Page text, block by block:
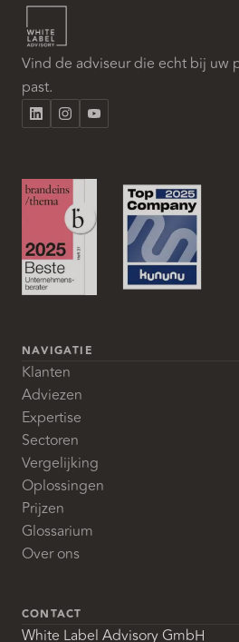
Vind de adviseur die echt bij uw
past.
NAVIGATIE
Klanten
Adviezen
Expertise
Sectoren
Vergelijking
Oplossingen
Prijzen
Glossarium
Over ons
CONTACT
White Label Advisory GmbH